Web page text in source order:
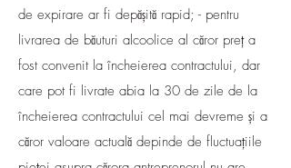
de expirare ar fi depășită rapid; - pentru
livrarea de băuturi alcoolice al căror preț a
fost convenit la încheierea contractului, dar
care pot fi livrate abia la 30 de zile de la
încheierea contractului cel mai devreme și a
căror valoare actuală depinde de fluctuațiile